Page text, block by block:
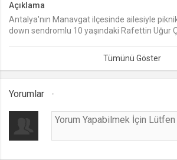
lang
.web.tv
Seçilen dil
.web.tv
Açıklama
Antalya'nın Manavgat ilçesinde ailesiyle
down sendromlu 10 yaşındaki Rafettin Uğur
babamın kuzeni Rafettin Çimen de aynı
Yorumlar